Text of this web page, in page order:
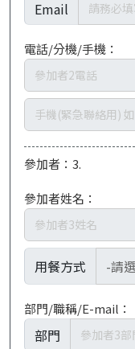
Email
電話/分機/手機：
參加者：3.
參加者姓名：
用餐方式
部門/職稱/E-mail：
部門